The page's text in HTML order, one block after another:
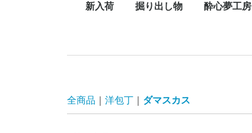
新入荷 掘り出し物 酔心夢工房
全商品 洋包丁 ダマスカス